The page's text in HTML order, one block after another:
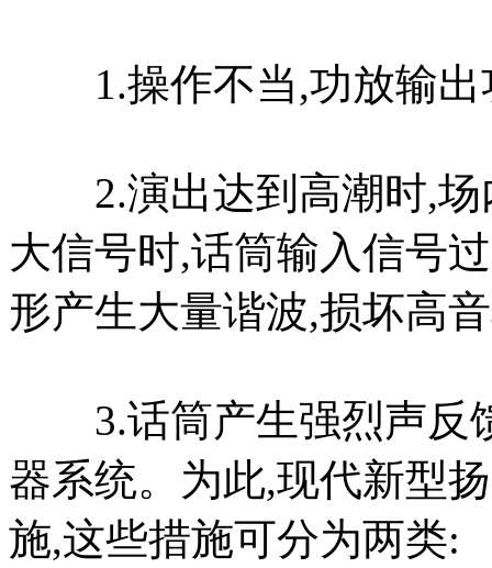
1.操作不当,功放输出
2.演出达到高潮时,场
大信号时,话筒输入信号
形产生大量谐波,损坏高
3.话筒产生强烈声反
器系统。为此,现代新型
施,这些措施可分为两类: